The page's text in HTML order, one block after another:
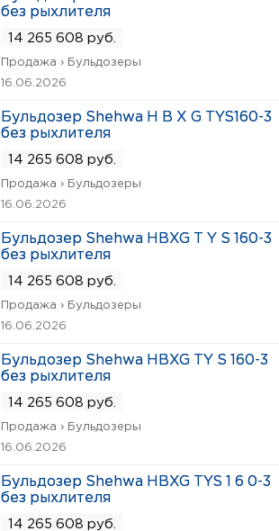
без рыхлителя
14 265 608 руб.
Продажа › Бульдозеры
16.06.2026
Бульдозер Shehwa H B X G TYS160-3
без рыхлителя
14 265 608 руб.
Продажа › Бульдозеры
16.06.2026
Бульдозер Shehwa HBXG T Y S 160-3
без рыхлителя
14 265 608 руб.
Продажа › Бульдозеры
16.06.2026
Бульдозер Shehwa HBXG TY S 160-3
без рыхлителя
14 265 608 руб.
Продажа › Бульдозеры
16.06.2026
Бульдозер Shehwa HBXG TYS 1 6 0-3
без рыхлителя
14 265 608 руб.